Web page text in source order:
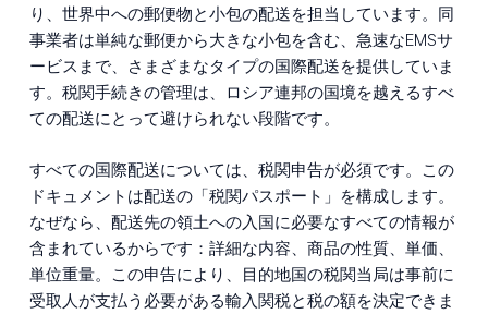
り、世界中への郵便物と小包の配送を担当しています。同
事業者は単純な郵便から大きな小包を含む、急速なEMSサ
ービスまで、さまざまなタイプの国際配送を提供していま
す。税関手続きの管理は、ロシア連邦の国境を越えるすべ
ての配送にとって避けられない段階です。
すべての国際配送については、税関申告が必須です。この
ドキュメントは配送の「税関パスポート」を構成します。
なぜなら、配送先の領土への入国に必要なすべての情報が
含まれているからです：詳細な内容、商品の性質、単価、
単位重量。この申告により、目的地国の税関当局は事前に
受取人が支払う必要がある輸入関税と税の額を決定できま